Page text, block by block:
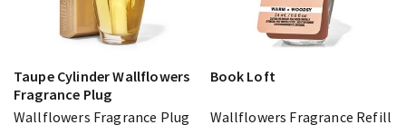
Taupe Cylinder Wallflowers
Fragrance Plug
Wallflowers Fragrance Plug
Book Loft
Wallflowers Fragrance Refill